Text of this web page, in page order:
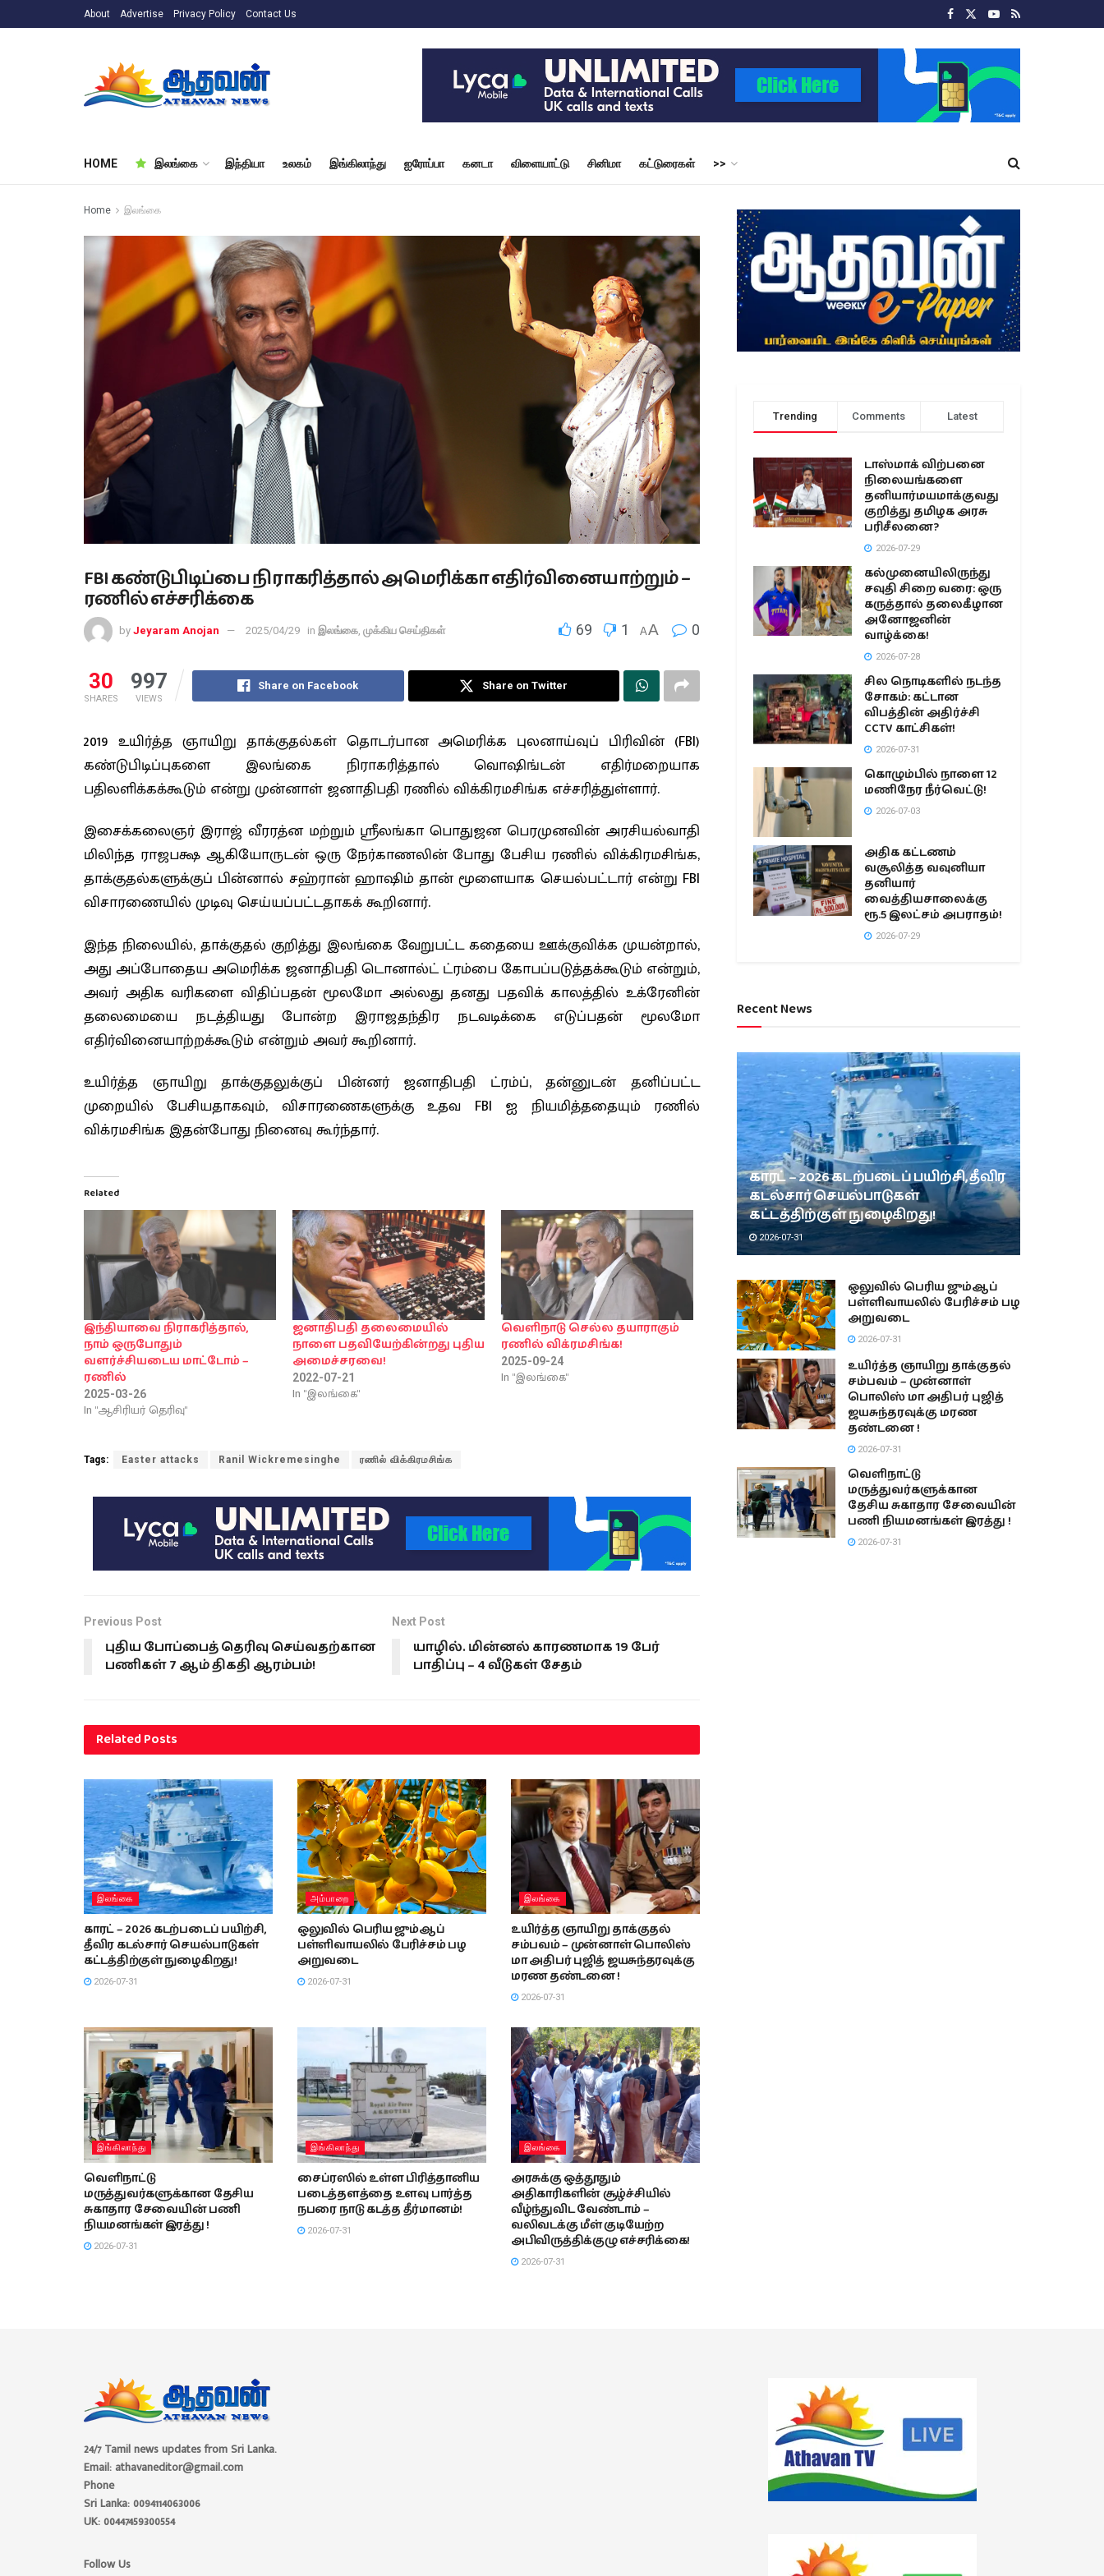
About Advertise Privacy Policy Contact Us
HOME இலங்கை இந்தியா உலகம் இங்கிலாந்து ஐரோப்பா கனடா விளையாட்டு சினிமா கட்டுரைகள் >>
Home இலங்கை
FBI கண்டுபிடிப்பை நிராகரித்தால் அமெரிக்கா எதிர்வினையாற்றும் –
ரணில் எச்சரிக்கை
by Jeyaram Anojan 2025/04/29 in இலங்கை முக்கிய செய்திகள் 69 1 AA 0
30
SHARES
997
VIEWS
Share on Facebook Share on Twitter
2019 உயிர்த்த ஞாயிறு தாக்குதல்கள் தொடர்பான அமெரிக்க புலனாய்வுப் பிரிவின் (FBI)
கண்டுபிடிப்புகளை இலங்கை நிராகரித்தால் வொஷிங்டன் எதிர்மறையாக
பதிலளிக்கக்கூடும் என்று முன்னாள் ஜனாதிபதி ரணில் விக்கிரமசிங்க எச்சரித்துள்ளார்.
இசைக்கலைஞர் இராஜ் வீரரத்ன மற்றும் ஸ்ரீலங்கா பொதுஜன பெரமுனவின் அரசியல்வாதி
மிலிந்த ராஜபக்ஷ ஆகியோருடன் ஒரு நேர்காணலின் போது பேசிய ரணில் விக்கிரமசிங்க,
தாக்குதல்களுக்குப் பின்னால் சஹ்ரான் ஹாஷிம் தான் மூளையாக செயல்பட்டார் என்று FBI
விசாரணையில் முடிவு செய்யப்பட்டதாகக் கூறினார்.
இந்த நிலையில், தாக்குதல் குறித்து இலங்கை வேறுபட்ட கதையை ஊக்குவிக்க முயன்றால்,
அது அப்போதைய அமெரிக்க ஜனாதிபதி டொனால்ட் ட்ரம்பை கோபப்படுத்தக்கூடும் என்றும்,
அவர் அதிக வரிகளை விதிப்பதன் மூலமோ அல்லது தனது பதவிக் காலத்தில் உக்ரேனின்
தலைமையை நடத்தியது போன்ற இராஜதந்திர நடவடிக்கை எடுப்பதன் மூலமோ
எதிர்வினையாற்றக்கூடும் என்றும் அவர் கூறினார்.
உயிர்த்த ஞாயிறு தாக்குதலுக்குப் பின்னர் ஜனாதிபதி ட்ரம்ப், தன்னுடன் தனிப்பட்ட
முறையில் பேசியதாகவும், விசாரணைகளுக்கு உதவ FBI ஐ நியமித்ததையும் ரணில்
விக்ரமசிங்க இதன்போது நினைவு கூர்ந்தார்.
Related
இந்தியாவை நிராகரித்தால்,
நாம் ஒருபோதும்
வளர்ச்சியடைய மாட்டோம் –
ரணில்
2025-03-26
In "ஆசிரியர் தெரிவு"
ஜனாதிபதி தலைமையில்
நாளை பதவியேற்கின்றது புதிய
அமைச்சரவை!
2022-07-21
In "இலங்கை"
வெளிநாடு செல்ல தயாராகும்
ரணில் விக்ரமசிங்க!
2025-09-24
In "இலங்கை"
Tags: Easter attacks Ranil Wickremesinghe ரணில் விக்கிரமசிங்க
Previous Post
புதிய போப்பைத் தெரிவு செய்வதற்கான
பணிகள் 7 ஆம் திகதி ஆரம்பம்!
Next Post
யாழில். மின்னல் காரணமாக 19 பேர்
பாதிப்பு – 4 வீடுகள் சேதம்
RelatedPosts
இலங்கை
காரட் – 2026 கடற்படைப் பயிற்சி,
தீவிர கடல்சார் செயல்பாடுகள்
கட்டத்திற்குள் நுழைகிறது!
2026-07-31
அம்பாறை
ஒலுவில் பெரிய ஜும்ஆப்
பள்ளிவாயலில் பேரிச்சம் பழ
அறுவடை
2026-07-31
இலங்கை
உயிர்த்த ஞாயிறு தாக்குதல்
சம்பவம் – முன்னாள் பொலிஸ்
மா அதிபர் புஜித் ஜயசுந்தரவுக்கு
மரண தண்டனை !
2026-07-31
இங்கிலாந்து
வெளிநாட்டு
மருத்துவர்களுக்கான தேசிய
சுகாதார சேவையின் பணி
நியமனங்கள் இரத்து !
2026-07-31
இங்கிலாந்து
சைப்ரஸில் உள்ள பிரித்தானிய
படைத்தளத்தை உளவு பார்த்த
நபரை நாடு கடத்த தீர்மானம்!
2026-07-31
இலங்கை
அரசுக்கு ஒத்தூதும்
அதிகாரிகளின் சூழ்ச்சியில்
வீழ்ந்துவிட வேண்டாம் –
வலிவடக்கு மீள் குடியேற்ற
அபிவிருத்திக்குழு எச்சரிக்கை!
2026-07-31
Trending Comments Latest
டாஸ்மாக் விற்பனை
நிலையங்களை
தனியார்மயமாக்குவது
குறித்து தமிழக அரசு
பரிசீலனை?
2026-07-29
கல்முனையிலிருந்து
சவுதி சிறை வரை: ஒரு
கருத்தால் தலைகீழான
அனோஜனின்
வாழ்க்கை!
2026-07-28
சில நொடிகளில் நடந்த
சோகம்: கட்டான
விபத்தின் அதிர்ச்சி
CCTV காட்சிகள்!
2026-07-31
கொழும்பில் நாளை 12
மணிநேர நீர்வெட்டு!
2026-07-03
அதிக கட்டணம்
வசூலித்த வவுனியா
தனியார்
வைத்தியசாலைக்கு
ரூ.5 இலட்சம் அபராதம்!
2026-07-29
Recent News
காரட் – 2026 கடற்படைப் பயிற்சி, தீவிர
கடல்சார் செயல்பாடுகள்
கட்டத்திற்குள் நுழைகிறது!
2026-07-31
ஒலுவில் பெரிய ஜும்ஆப்
பள்ளிவாயலில் பேரிச்சம் பழ
அறுவடை
2026-07-31
உயிர்த்த ஞாயிறு தாக்குதல்
சம்பவம் – முன்னாள்
பொலிஸ் மா அதிபர் புஜித்
ஜயசுந்தரவுக்கு மரண
தண்டனை !
2026-07-31
வெளிநாட்டு
மருத்துவர்களுக்கான
தேசிய சுகாதார சேவையின்
பணி நியமனங்கள் இரத்து !
2026-07-31
24/7 Tamil news updates from Sri Lanka.
Email: athavaneditor@gmail.com
Phone
Sri Lanka: 0094114063006
UK: 00447459300554
Follow Us